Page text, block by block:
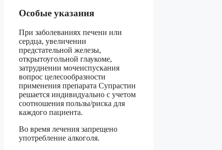
Особые указания
При заболеваниях печени или
сердца, увеличении
предстательной железы,
открытоугольной глаукоме,
затруднении мочеиспускания
вопрос целесообразности
применения препарата Супрастин
решается индивидуально с учетом
соотношения пользы/риска для
каждого пациента.
Во время лечения запрещено
употребление алкоголя.